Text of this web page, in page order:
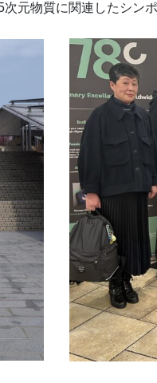
元物質に関連したシン